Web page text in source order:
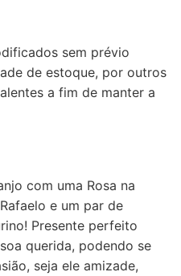
sem prévio
de estoque, por outros
a fim de manter a
com uma Rosa na
e um par de
Presente perfeito
querida, podendo se
seja ele amizade,